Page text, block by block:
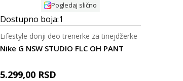
Pogledaj slično
Dostupno boja:1
Nike G NSW STUDIO FLC OH PANT
Lifestyle donji deo trenerke za tinejdžerke
5.299,00 RSD